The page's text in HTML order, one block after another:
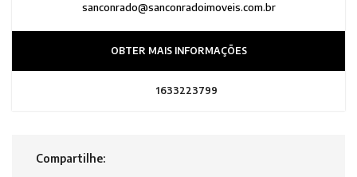
sanconrado@sanconradoimoveis.com.br
OBTER MAIS INFORMAÇÕES
1633223799
Compartilhe: